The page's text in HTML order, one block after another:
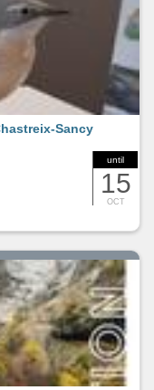
until
15
OCT
Sancy